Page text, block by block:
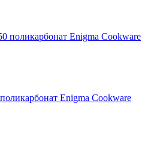
Enigma Cookware